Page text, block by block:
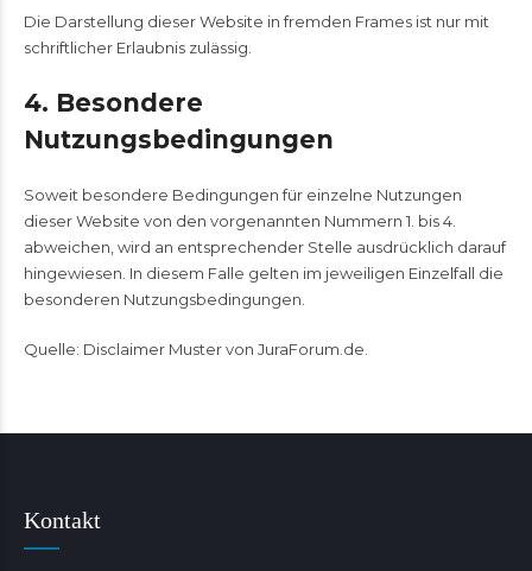
Die Darstellung dieser Website in fremden Frames ist nur mit
schriftlicher Erlaubnis zulässig.
4. Besondere
Nutzungsbedingungen
Soweit besondere Bedingungen für einzelne Nutzungen
dieser Website von den vorgenannten Nummern 1. bis 4.
abweichen, wird an entsprechender Stelle ausdrücklich darauf
hingewiesen. In diesem Falle gelten im jeweiligen Einzelfall die
besonderen Nutzungsbedingungen.
Quelle: Disclaimer Muster von JuraForum.de
Kontakt